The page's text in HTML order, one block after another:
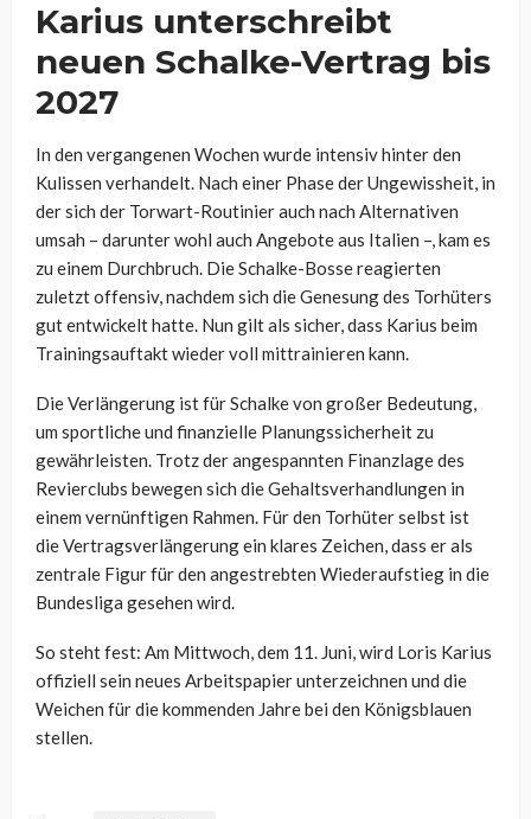
Karius unterschreibt
neuen Schalke-Vertrag bis
2027
In den vergangenen Wochen wurde intensiv hinter den
Kulissen verhandelt. Nach einer Phase der Ungewissheit, in
der sich der Torwart-Routinier auch nach Alternativen
umsah – darunter wohl auch Angebote aus Italien –, kam es
zu einem Durchbruch. Die Schalke-Bosse reagierten
zuletzt offensiv, nachdem sich die Genesung des Torhüters
gut entwickelt hatte. Nun gilt als sicher, dass Karius beim
Trainingsauftakt wieder voll mittrainieren kann.
Die Verlängerung ist für Schalke von großer Bedeutung,
um sportliche und finanzielle Planungssicherheit zu
gewährleisten. Trotz der angespannten Finanzlage des
Revierclubs bewegen sich die Gehaltsverhandlungen in
einem vernünftigen Rahmen. Für den Torhüter selbst ist
die Vertragsverlängerung ein klares Zeichen, dass er als
zentrale Figur für den angestrebten Wiederaufstieg in die
Bundesliga gesehen wird.
So steht fest: Am Mittwoch, dem 11. Juni, wird Loris Karius
offiziell sein neues Arbeitspapier unterzeichnen und die
Weichen für die kommenden Jahre bei den Königsblauen
stellen.